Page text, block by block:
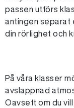
passen utförs
antingen separat
din rörlighet och
På våra klasser
avslappnad
Oavsett om du